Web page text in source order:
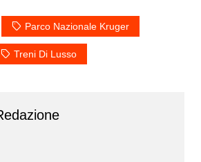
Parco Nazionale Kruger
Treni Di Lusso